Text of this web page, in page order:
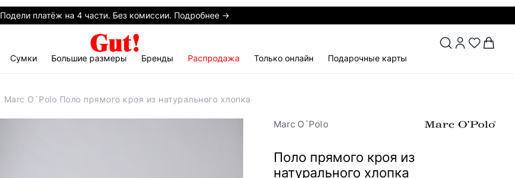
Подели платёж на 4 части. Без комиссии. Подробнее →
Сумки Большие размеры Бренды Распродажа Только онлайн Подарочные карты
Marc O`Polo Поло прямого кроя из натурального хлопка
Marc O`Polo
Поло прямого кроя из
натурального хлопка